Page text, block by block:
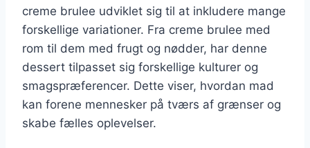
creme brulee udviklet sig til at inkludere mange
forskellige variationer. Fra creme brulee med
rom til dem med frugt og nødder, har denne
dessert tilpasset sig forskellige kulturer og
smagspræferencer. Dette viser, hvordan mad
kan forene mennesker på tværs af grænser og
skabe fælles oplevelser.